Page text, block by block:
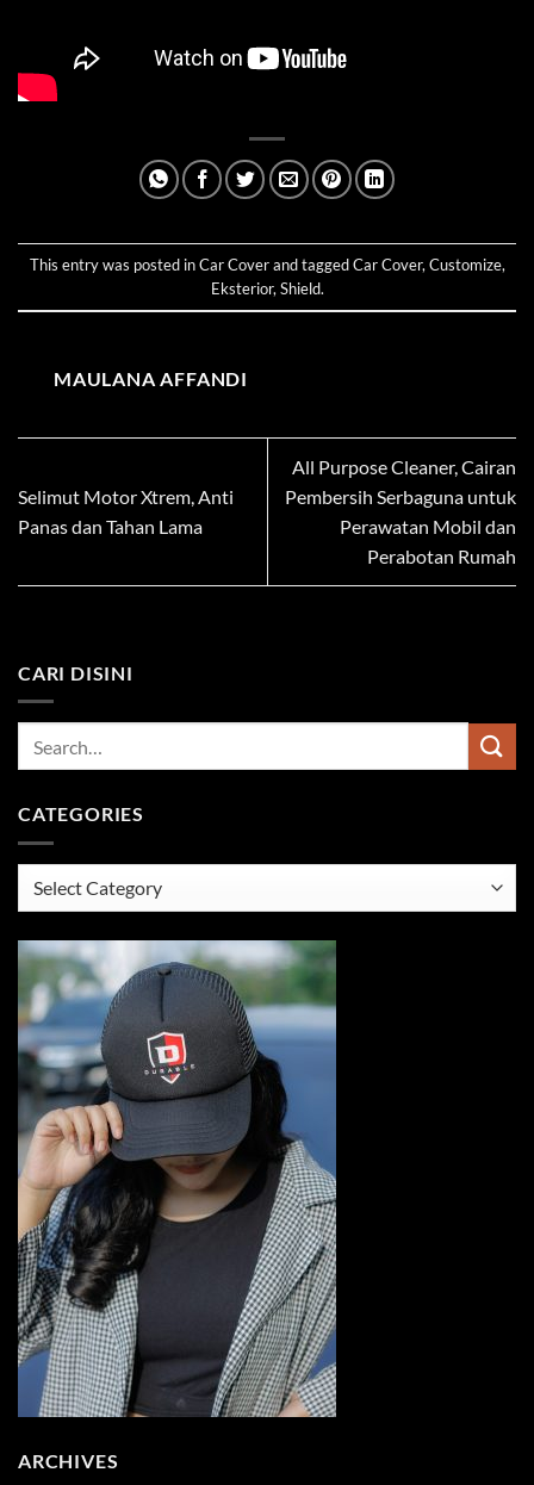
CARI DISINI
CATEGORIES
ARCHIVES
This entry was posted inCar Coverand taggedCar Cover, Customize,
Eksterior, Shield.
MAULANA AFFANDI
Selimut Motor Xtrem, Anti
Panas dan Tahan Lama
All Purpose Cleaner, Cairan
Pembersih Serbaguna untuk
Perawatan Mobil dan
Perabotan Rumah